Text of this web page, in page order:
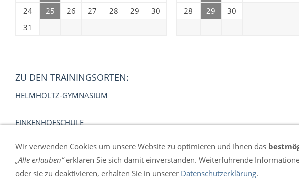
24
25 26 27 28 29
30
31
28
29 30
ZU DEN TRAININGSORTEN:
HELMHOLTZ-GYMNASIUM
FINKENHOFSCHULE
TRAININGSORDNUNG
Wir verwenden Cookies um unsere Website zu optimieren und Ihnen das
„Alle erlauben“erklären Sie sich damit einverstanden. Weiterführende
oder sie zu deaktivieren, erhalten Sie in unserer Datenschutzerklärung.